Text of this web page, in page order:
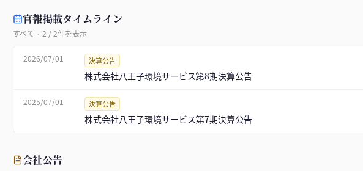
官報掲載タイムライン
すべて · 2 /2件を表示
2026/07/01 決算公告
株式会社八王子環境サービス第8期決算公告
2025/07/01 決算公告
株式会社八王子環境サービス第7期決算公告
会社公告